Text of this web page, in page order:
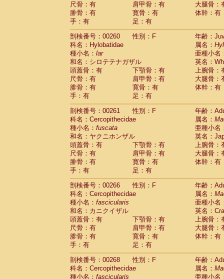
尺骨：有
肩甲骨：有
大腿骨：
腓骨：有
寛骨：有
体幹：有
手：有
足：有
剖検番号：00260
性別：F
年齢：
科名：Hylobatidae
属名：
種小名： lar
亜種小名
和名：シロテテナガザル
英名：
頭蓋骨：有
下顎骨：有
上腕骨：
尺骨：有
肩甲骨：有
大腿骨：
腓骨：有
寛骨：有
体幹：有
手：有
足：有
剖検番号：00261
性別：F
年齢：
科名：Cercopithecidae
属名：
種小名： fuscata
亜種小名
和名：ヤクニホンザル
英名：
頭蓋骨：有
下顎骨：有
上腕骨：
尺骨：有
肩甲骨：有
大腿骨：
腓骨：有
寛骨：有
体幹：有
手：有
足：有
剖検番号：00266
性別：F
年齢：
科名：Cercopithecidae
属名：
種小名： fascicularis
亜種小名
和名：カニクイザル
英名：
頭蓋骨：有
下顎骨：有
上腕骨：
尺骨：有
肩甲骨：有
大腿骨：
腓骨：有
寛骨：有
体幹：有
手：有
足：有
剖検番号：00268
性別：F
年齢：
科名：Cercopithecidae
属名：
種小名： fascicularis 亜種小名